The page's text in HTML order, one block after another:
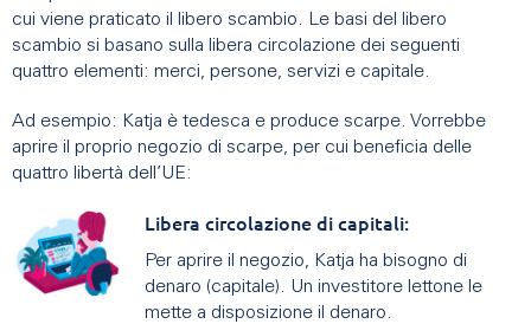
cui viene praticato il libero scambio. Le basi del libero
scambio si basano sulla libera circolazione dei seguenti
quattro elementi: merci, persone, servizi e capitale.
Ad esempio: Katja è tedesca e produce scarpe. Vorrebbe
aprire il proprio negozio di scarpe, per cui beneficia delle
quattro libertà dell’UE:
Libera circolazione di capitali:
Per aprire il negozio, Katja ha bisogno di
denaro (capitale). Un investitore lettone le
mette a disposizione il denaro.